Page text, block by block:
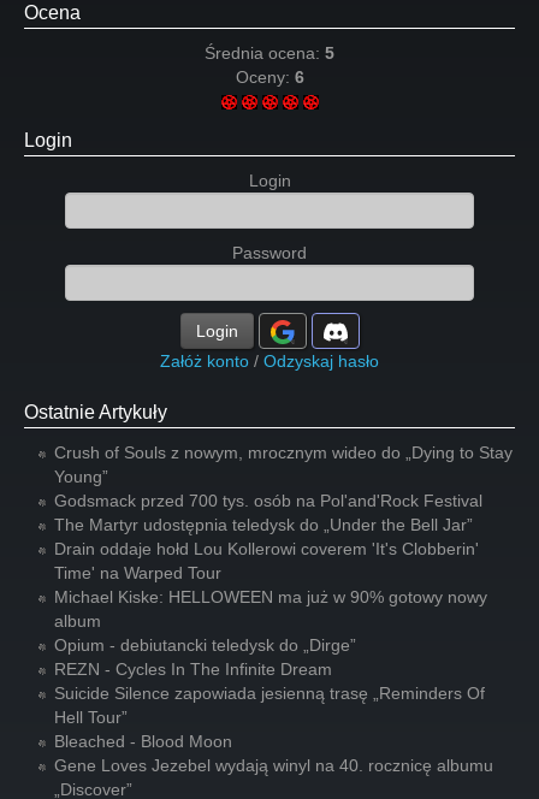
Ocena
Średnia ocena: 5
Oceny: 6
Login
Login
Password
Login
Załóż konto / Odzyskaj hasło
Ostatnie Artykuły
Crush of Souls z nowym, mrocznym wideo do „Dying to Stay
Young”
Godsmack przed 700 tys. osób na Pol'and'Rock Festival
The Martyr udostępnia teledysk do „Under the Bell Jar”
Drain oddaje hołd Lou Kollerowi coverem 'It's Clobberin'
Time' na Warped Tour
Michael Kiske: HELLOWEEN ma już w 90% gotowy nowy
album
Opium - debiutancki teledysk do „Dirge”
REZN - Cycles In The Infinite Dream
Suicide Silence zapowiada jesienną trasę „Reminders Of
Hell Tour”
Bleached - Blood Moon
Gene Loves Jezebel wydają winyl na 40. rocznicę albumu
„Discover”